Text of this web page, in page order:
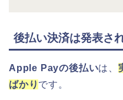
後払い決済は発表さ
Apple Payの後払いは、
ばかり です。